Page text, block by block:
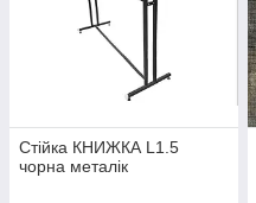
Стійка КНИЖКА L1.5
чорна металік